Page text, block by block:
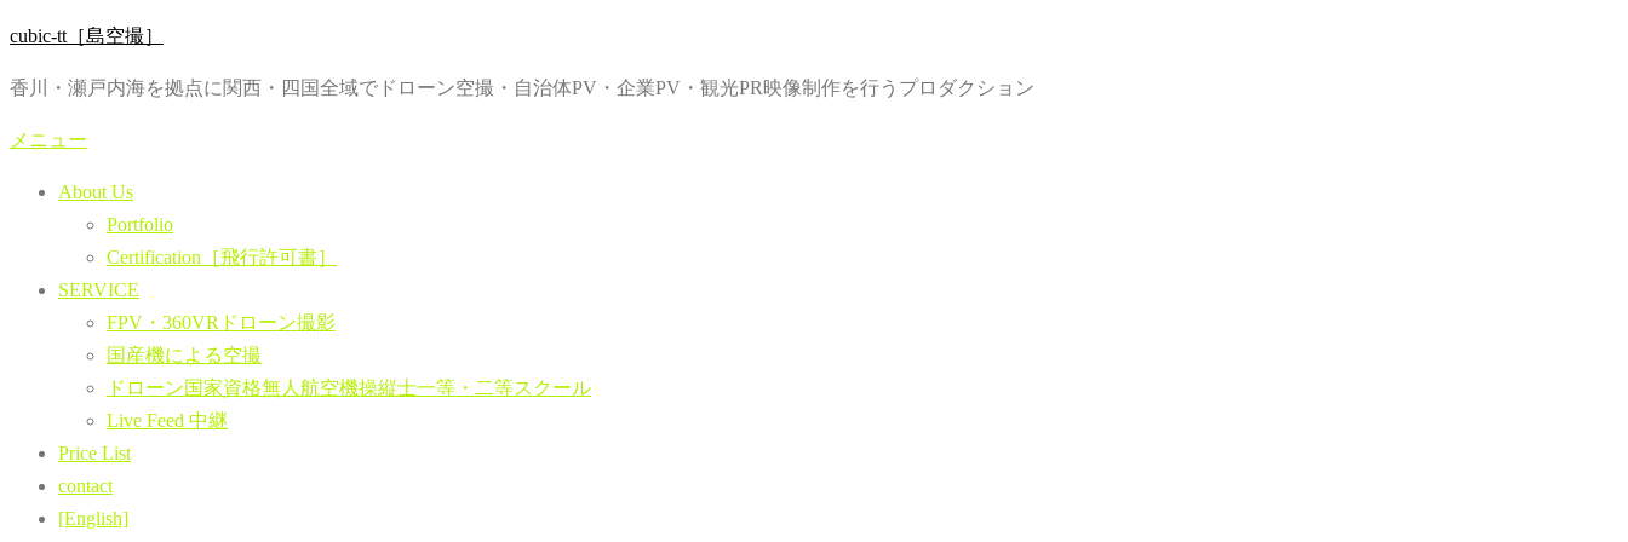
コ
テ
ン
cubic-tt［島空撮］
香川・瀬戸内海を拠点に関西・四国全域でドローン空撮・自治体PV・企業PV・観光PR映像制作を行うプロダクション
メニュー
About Us
Portfolio
Certification［飛行許可書］
SERVICE
FPV・360VRドローン撮影
国産機による空撮
ドローン国家資格無人航空機操縦士一等・二等スクール
Live Feed 中継
Price List
contact
[English]